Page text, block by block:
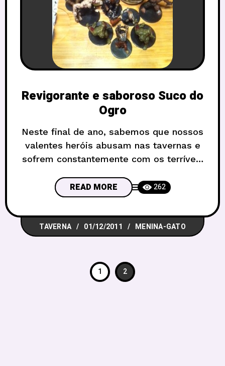
Revigorante e saboroso Suco do
Ogro
Neste final de ano, sabemos que nossos
valentes heróis abusam nas tavernas e
sofrem constantemente com os terríveis
America do Sul. Menina-gato resolveu
então compartilhar a deliciosa receita do
revigorante suco de ogro. Muito
revigorante e difícil de encontrar, mas
READ MORE 262
TAVERNA 01/12/2011 MENINA-GATO
1 2